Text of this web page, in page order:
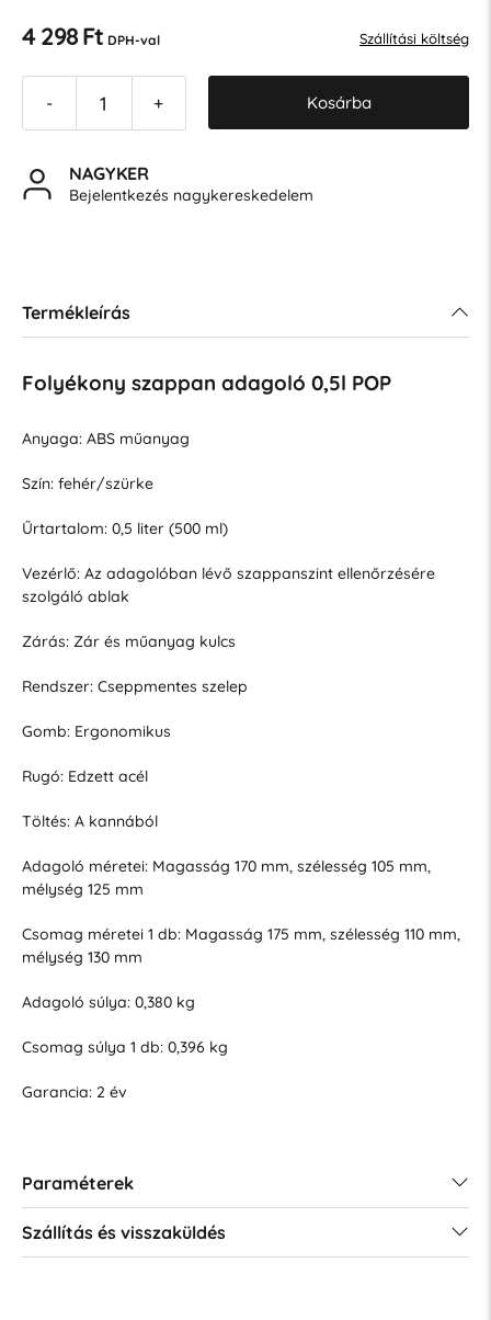
4 298 Ft DPH-val Szállítási költség
- + Kosárba
NAGYKER
Bejelentkezés nagykereskedelem
Termékleírás
Folyékony szappan adagoló 0,5l POP
Anyaga: ABS műanyag
Szín: fehér/szürke
Űrtartalom: 0,5 liter (500 ml)
Vezérlő: Az adagolóban lévő szappanszint ellenőrzésére
szolgáló ablak
Zárás: Zár és műanyag kulcs
Rendszer: Cseppmentes szelep
Gomb: Ergonomikus
Rugó: Edzett acél
Töltés: A kannából
Adagoló méretei: Magasság 170 mm, szélesség 105 mm,
mélység 125 mm
Csomag méretei 1 db: Magasság 175 mm, szélesség 110 mm,
mélység 130 mm
Adagoló súlya: 0,380 kg
Csomag súlya 1 db: 0,396 kg
Garancia: 2 év
Paraméterek
Szállítás és visszaküldés